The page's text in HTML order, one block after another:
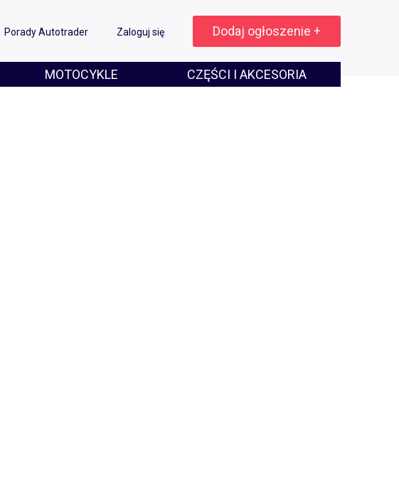
Porady Autotrader Zaloguj się Dodaj ogłoszenie +
MOTOCYKLE CZĘŚCI I AKCESORIA